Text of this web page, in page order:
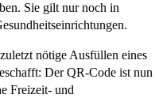
Sie gilt nur noch in
nötige Ausfüllen eines
Der QR-Code ist nun
Freizeit- und